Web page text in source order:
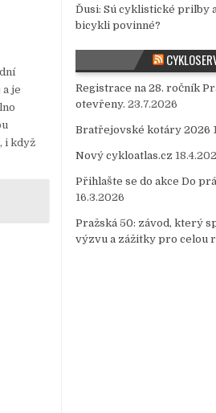
je
i když
Ďusi: Sú cyklistické prilby
bicykli povinné?
Registrace na 28. ročník
otevřeny. 23.7.2026
Bratřejovské kotáry 2026
Nový cykloatlas.cz
Přihlašte se do akce Do
16.3.2026
Pražská 50: závod, který
výzvu a zážitky pro celou